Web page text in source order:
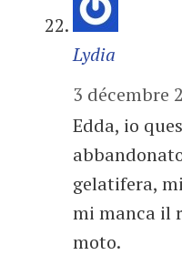
Lydia
3 décembre
Edda, io
gelatifera,
mi manca il
moto.